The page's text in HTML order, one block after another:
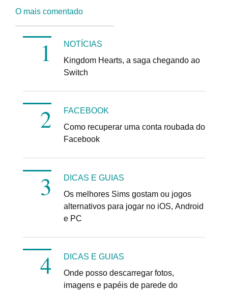
O mais comentado
NOTÍCIAS
Kingdom Hearts, a saga chegando ao
Switch
FACEBOOK
Como recuperar uma conta roubada do
Facebook
DICAS E GUIAS
Os melhores Sims gostam ou jogos
alternativos para jogar no iOS, Android
e PC
DICAS E GUIAS
Onde posso descarregar fotos,
imagens e papéis de parede do